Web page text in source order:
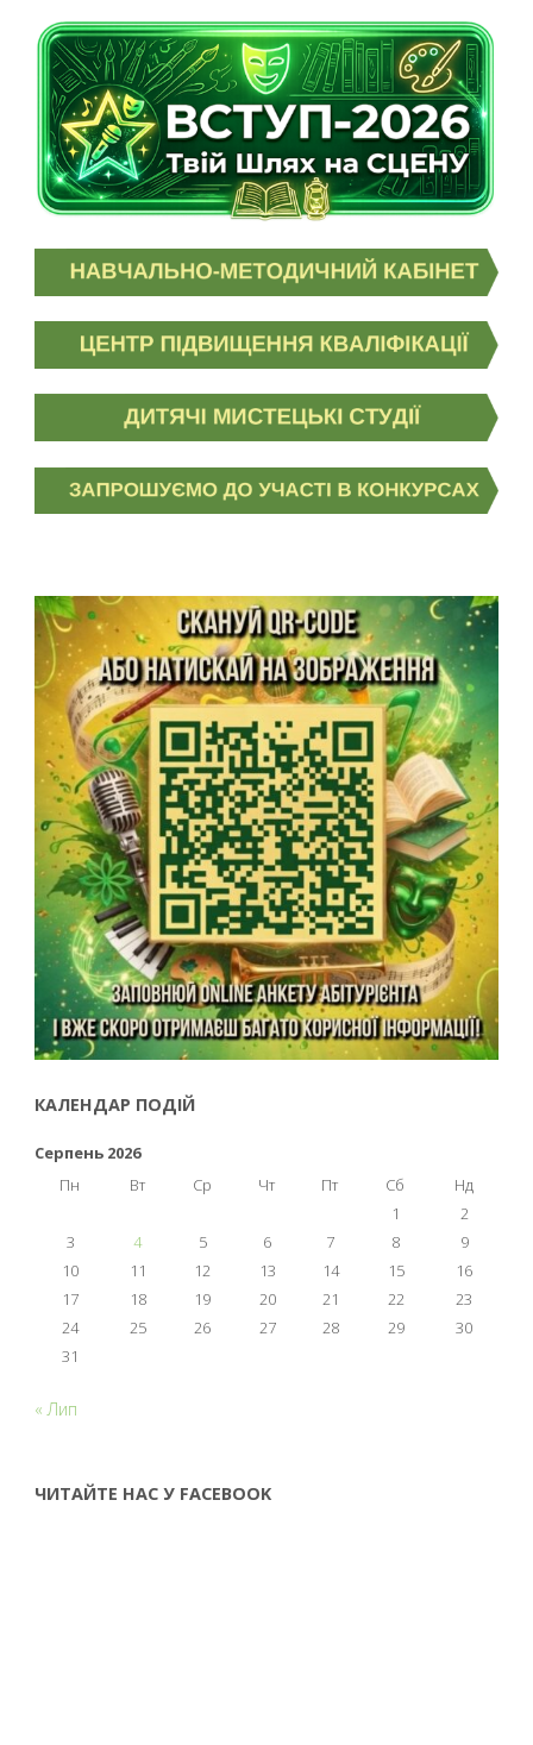
КАЛЕНДАР ПОДІЙ
Серпень 2026
Пн
Вт Ср Чт Пт Сб
Нд
1
2
3
4 5 6 7 8
9
10
11 12 13 14 15
16
17
18 19 20 21 22
23
24
25 26 27 28 29
30
31
« Лип
ЧИТАЙТЕ НАС У FACEBOOK